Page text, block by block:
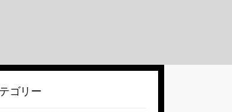
ゴリー